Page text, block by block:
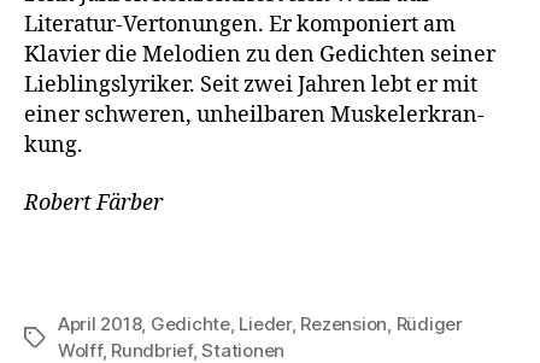
Literatur-Vertonun­gen. Er komponiert am
Klavier die Melodien zu den Gedichten seiner
Lieblings­lyriker. Seit zwei Jahren lebt er mit
einer schweren, unheilbaren Muskelerkran­
kung.
Robert Färber
Schlagwörter
April 2018, Gedichte, Lieder, Rezension, Rüdiger
Wolff, Rundbrief,Stationen